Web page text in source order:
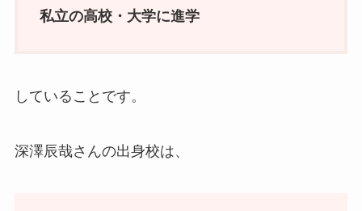
私立の高校・大学に進学
していることです。
深澤辰哉さんの出身校は、